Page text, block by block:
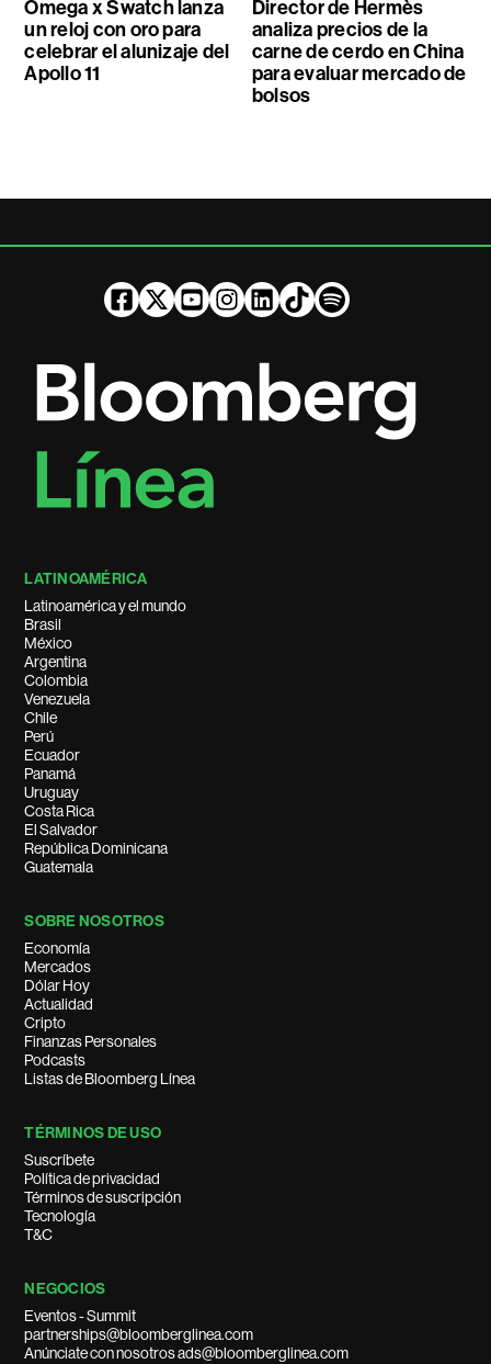
Omega x Swatch lanza
un reloj con oro para
celebrar el alunizaje del
Apollo 11
Director de Hermès
analiza precios de la
carne de cerdo en China
para evaluar mercado de
bolsos
LATINOAMÉRICA
Latinoamérica y el mundo
Brasil
México
Argentina
Colombia
Venezuela
Chile
Perú
Ecuador
Panamá
Uruguay
Costa Rica
El Salvador
República Dominicana
Guatemala
SOBRE NOSOTROS
Economía
Mercados
Dólar Hoy
Actualidad
Cripto
Finanzas Personales
Podcasts
Listas de Bloomberg Línea
TÉRMINOS DE USO
Suscríbete
Política de privacidad
Términos de suscripción
Tecnología
T&C
NEGOCIOS
Eventos - Summit
partnerships@bloomberglinea.com
Anúnciate con nosotros ads@bloomberglinea.com